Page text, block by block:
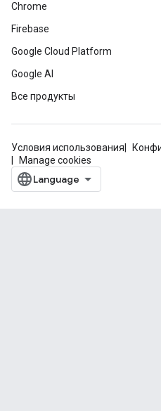
Chrome
Firebase
Google Cloud Platform
Google AI
Все продукты
Условия использования
Manage cookies